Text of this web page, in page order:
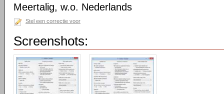
Meertalig, w.o. Nederlands
Stel een correctie voor
Screenshots: